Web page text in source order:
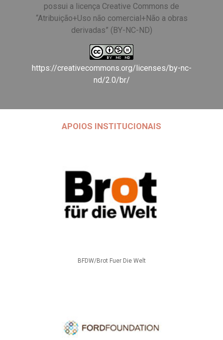
possui a licença Creative Commons de
“Atribuição+Uso não comercial+Não a obras
derivadas” (BY-NC-ND)
https://creativecommons.org/licenses/by-nc-
nd/2.0/br/
APOIOS INSTITUCIONAIS
BFDW/Brot Fuer Die Welt